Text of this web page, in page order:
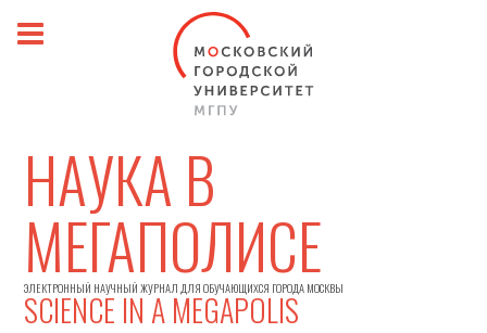
НАУКА В
МЕГАПОЛИСЕ
ЭЛЕКТРОННЫЙ НАУЧНЫЙ ЖУРНАЛ ДЛЯ ОБУЧАЮЩИХСЯ ГОРОДА МОСКВЫ
SCIENCE IN A MEGAPOLIS